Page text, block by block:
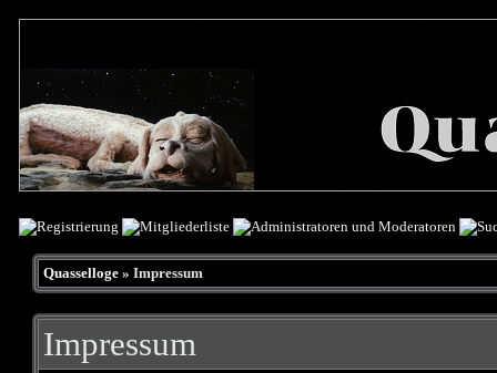
Quasselloge» Impressum
Impressum